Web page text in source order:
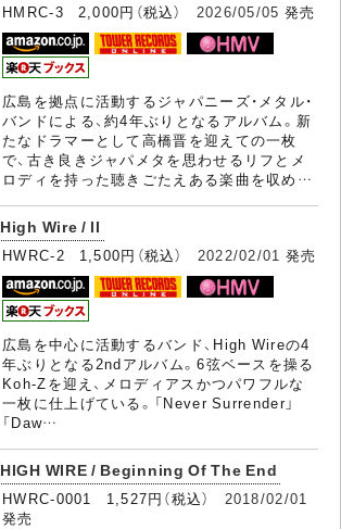
HMRC-3 2,000円（税込） 2026/05/05 発売
広島を拠点に活動するジャパニーズ・メタル・
バンドによる、約4年ぶりとなるアルバム。新
たなドラマーとして高橋晋を迎えての一枚
で、古き良きジャパメタを思わせるリフとメ
ロディを持った聴きごたえある楽曲を収め…
High Wire / II
HWRC-2 1,500円（税込） 2022/02/01 発売
広島を中心に活動するバンド、High Wireの4
年ぶりとなる2ndアルバム。6弦ベースを操る
Koh-Zを迎え、メロディアスかつパワフルな
一枚に仕上げている。「Never Surrender」
「Daw…
HIGH WIRE / Beginning Of The End
HWRC-0001 1,527円（税込） 2018/02/01
発売